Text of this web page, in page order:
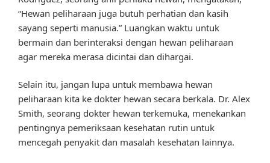
“Hewan peliharaan juga butuh perhatian dan kasih
sayang seperti manusia.” Luangkan waktu untuk
bermain dan berinteraksi dengan hewan peliharaan
agar mereka merasa dicintai dan dihargai.
Selain itu, jangan lupa untuk membawa hewan
peliharaan kita ke dokter hewan secara berkala. Dr. Alex
Smith, seorang dokter hewan terkemuka, menekankan
pentingnya pemeriksaan kesehatan rutin untuk
mencegah penyakit dan masalah kesehatan lainnya.